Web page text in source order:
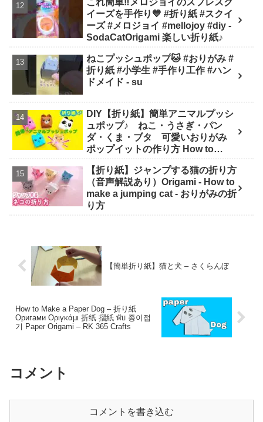
これ簡単‼️メロジョイのスフレスク
イーズを手作り💙 #折り紙 #スクイ
ーズ #メロジョイ #mellojoy #diy -
SodaCatOrigami 楽しい折り紙♪
ねこプッシュポップ🐱 #おりがみ #
折り紙 #小学生 #手作り工作 #ハン
ドメイド - su
DIY【折り紙】簡単アニマルプッシ
ュポップ♪ ねこ・うさぎ・パン
ダ・くま・ブタ 可愛いおりがみ
ポップイットの作り方 How to
Soda Cat Origami キャラクター折
り紙
【折り紙】ジャンプする猫の折り方
（音声解説あり）Origami - How to
make a jumping cat - おりがみの折
り方
【簡単折り紙】猫と犬 – さくらんぼ
How to Make a Paper Dog – 折り紙
Oригами Oριγκάμι 折纸 摺紙 พับ 종이접
기 Paper Origami – RK 365 Crafts
コメント
コメントを書き込む